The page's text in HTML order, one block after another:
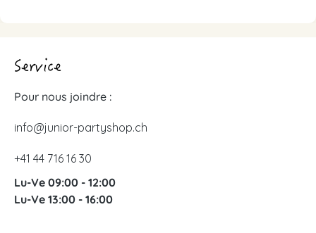
Service
Pour nous joindre :
info@junior-partyshop.ch
+41 44 716 16 30
Lu-Ve 09:00 - 12:00
Lu-Ve 13:00 - 16:00